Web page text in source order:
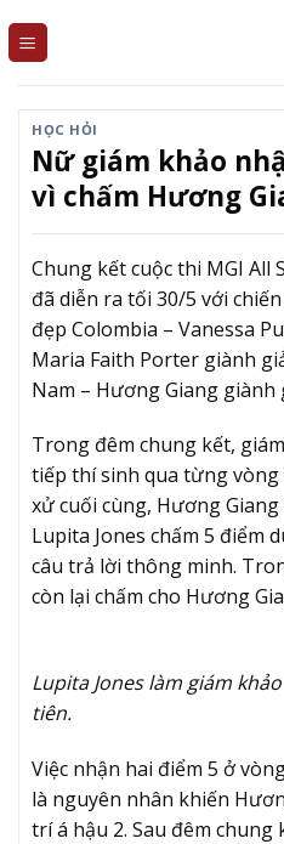
HỌC HỎI
Nữ giám khảo
vì chấm Hương
Chung kết cuộc thi MGI All
đã diễn ra tối 30/5 với
đẹp Colombia – Vanessa
Maria Faith Porter giành
Nam – Hương Giang giành
Trong đêm chung kết,
tiếp thí sinh qua từng
xử cuối cùng, Hương
Lupita Jones chấm 5 điểm
câu trả lời thông minh.
còn lại chấm cho Hương
Lupita Jones làm giám
tiên.
Việc nhận hai điểm 5 ở
là nguyên nhân khiến
trí á hậu 2. Sau đêm chung